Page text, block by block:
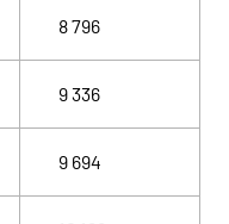
8 796
9 336
9 694